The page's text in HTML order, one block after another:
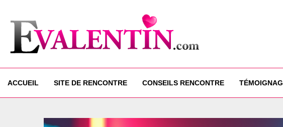
ACCUEIL SITE DE RENCONTRE CONSEILS RENCONTRE